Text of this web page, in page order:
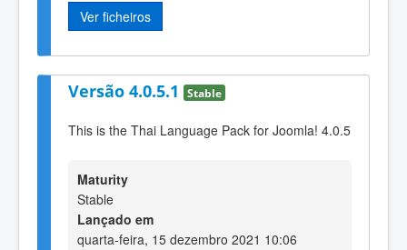
Ver ficheiros
Versão 4.0.5.1 Stable
This is the Thai Language Pack for Joomla! 4.0.5
Maturity
Stable
Lançado em
quarta-feira, 15 dezembro 2021 10:06